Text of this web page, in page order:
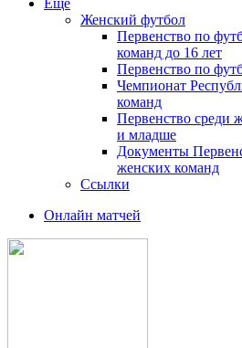
Еще
Женский футбол
Первенство по
команд до 16 лет
Первенство по
Чемпионат
команд
Первенство среди
и младше
Документы
женских команд
Ссылки
Онлайн матчей